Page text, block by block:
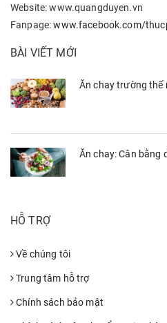
Website: www.quangduyen.vn
Fanpage:www.facebook.com/
BÀI VIẾT MỚI
Ăn chay trường thế
Ăn chay: Cân bằng
HỖ TRỢ
Về chúng tôi
Trung tâm hỗ trợ
Chính sách bảo mật